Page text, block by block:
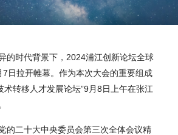
的时代背景下，2024浦江创新论坛全球
日拉开帷幕。作为本次大会的重要组成
术转移人才发展论坛”9月8日上午在张江
的二十大中央委员会第三次全体会议精